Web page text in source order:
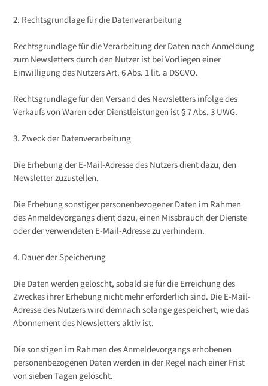
2. Rechtsgrundlage für die Datenverarbeitung
Rechtsgrundlage für die Verarbeitung der Daten nach Anmeldung
zum Newsletters durch den Nutzer ist bei Vorliegen einer
Einwilligung des Nutzers Art. 6 Abs. 1 lit. a DSGVO.
Rechtsgrundlage für den Versand des Newsletters infolge des
Verkaufs von Waren oder Dienstleistungen ist § 7 Abs. 3 UWG.
3. Zweck der Datenverarbeitung
Die Erhebung der E-Mail-Adresse des Nutzers dient dazu, den
Newsletter zuzustellen.
Die Erhebung sonstiger personenbezogener Daten im Rahmen
des Anmeldevorgangs dient dazu, einen Missbrauch der Dienste
oder der verwendeten E-Mail-Adresse zu verhindern.
4. Dauer der Speicherung
Die Daten werden gelöscht, sobald sie für die Erreichung des
Zweckes ihrer Erhebung nicht mehr erforderlich sind. Die E-Mail-
Adresse des Nutzers wird demnach solange gespeichert, wie das
Abonnement des Newsletters aktiv ist.
Die sonstigen im Rahmen des Anmeldevorgangs erhobenen
personenbezogenen Daten werden in der Regel nach einer Frist
von sieben Tagen gelöscht.